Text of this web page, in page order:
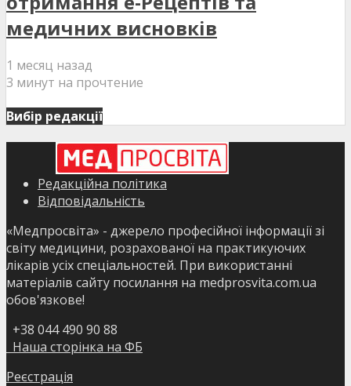
медичних висновків
1 месяц назад
3 минут на прочтение
Вибір редакції
Редакційна політика
Відповідальність
«Медпросвіта» - джерело професійної інформації зі
світу медицини, розрахованої на практикуючих
лікарів усіх спеціальностей. При використанні
матеріалів сайту посилання на medprosvita.com.ua
обов'язкове!
+38 044 490 90 88
Наша сторінка на ФБ
Реєстрація